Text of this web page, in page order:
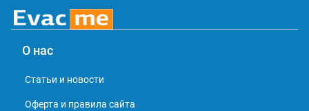
О нас
Статьи и новости
Оферта и правила сайта